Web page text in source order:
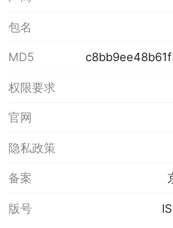
包名
MD5
权限要求
官网
隐私政策
备案
版号